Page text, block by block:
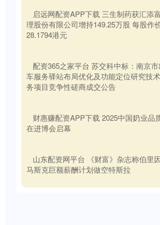
启远网配资APP下载 三生制药获汇添
理股份有限公司增持149.25万股 每股作
28.1794港元
配资365之家平台 苏交科中标：南京
车服务驿站布局优化及功能定位研究技
务项目竞争性磋商成交公告
财惠赚配资APP下载 2025中国奶业品
在进博会启幕
山东配资网平台 《财富》杂志称伯里
马斯克巨额薪酬计划做空特斯拉